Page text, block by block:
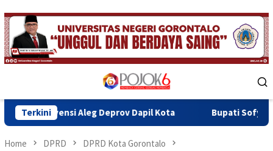
Skip
to
content
Menu
Terkini
Deprov Dapil Kota Bupati Sofyan Teken MoU Isbat
Home DPRD DPRD Kota Gorontalo